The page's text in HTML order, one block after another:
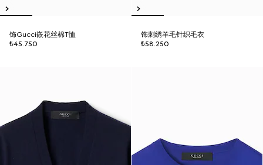
饰Gucci嵌花丝棉T恤
₺45.750
饰刺绣羊毛针织毛衣
₺58.250